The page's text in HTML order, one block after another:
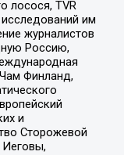
лосося, TVR
им
журналистов
Россию,
Финланд,
и
Сторожевой
Иеговы,